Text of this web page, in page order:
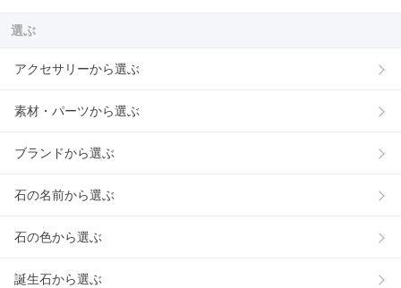
選ぶ
アクセサリーから選ぶ
素材・パーツから選ぶ
ブランドから選ぶ
石の名前から選ぶ
石の色から選ぶ
誕生石から選ぶ